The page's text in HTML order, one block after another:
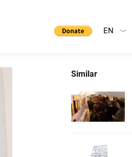
EN
Similar